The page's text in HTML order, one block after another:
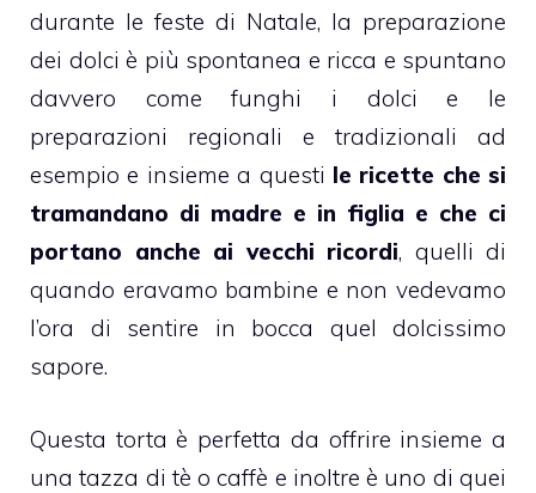
durante le feste di Natale, la preparazione
dei dolci è più spontanea e ricca e spuntano
davvero come funghi i dolci e le
preparazioni regionali e tradizionali ad
esempio e insieme a questi le ricette che si
tramandano di madre e in figlia e che ci
portano anche ai vecchi ricordi, quelli di
quando eravamo bambine e non vedevamo
l’ora di sentire in bocca quel dolcissimo
sapore.
Questa torta è perfetta da offrire insieme a
una tazza di tè o caffè e inoltre è uno di quei